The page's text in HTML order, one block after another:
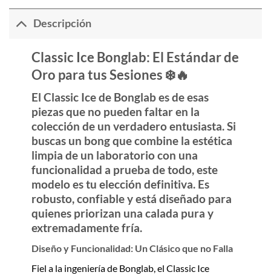
Descripción
Classic Ice Bonglab: El Estándar de
Oro para tus Sesiones ❄️🔥
El Classic Ice de Bonglabes de esas
piezas que no pueden faltar en la
colección de un verdadero entusiasta. Si
buscas un bong que combine la estética
limpia de un laboratorio con una
funcionalidad a prueba de todo, este
modelo es tu elección definitiva. Es
robusto, confiable y está diseñado para
quienes priorizan una calada pura y
extremadamente fría.
Diseño y Funcionalidad: Un Clásico que no Falla
Fiel a la ingeniería de Bonglab, el Classic Ice